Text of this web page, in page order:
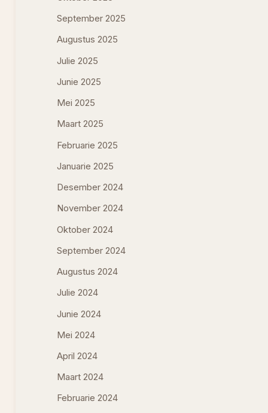
September 2025
Augustus 2025
Julie 2025
Junie 2025
Mei 2025
Maart 2025
Februarie 2025
Januarie 2025
Desember 2024
November 2024
Oktober 2024
September 2024
Augustus 2024
Julie 2024
Junie 2024
Mei 2024
April 2024
Maart 2024
Februarie 2024